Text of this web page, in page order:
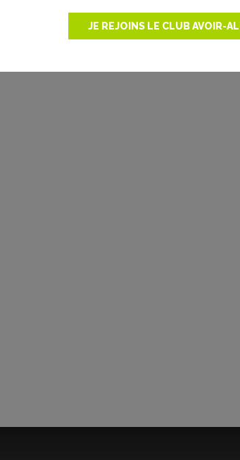
JE REJOINS LE CLUB AVOIR-